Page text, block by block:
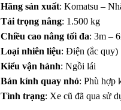
Hãng sản xuất: Komatsu –
Tải trọng nâng: 1.500 kg
Chiều cao nâng tối đa: 3m –
Loại nhiên liệu: Điện (ắc quy)
Kiểu vận hành: Ngồi lái
Bán kính quay nhỏ: Phù hợp
Tình trạng: Xe cũ đã qua sử